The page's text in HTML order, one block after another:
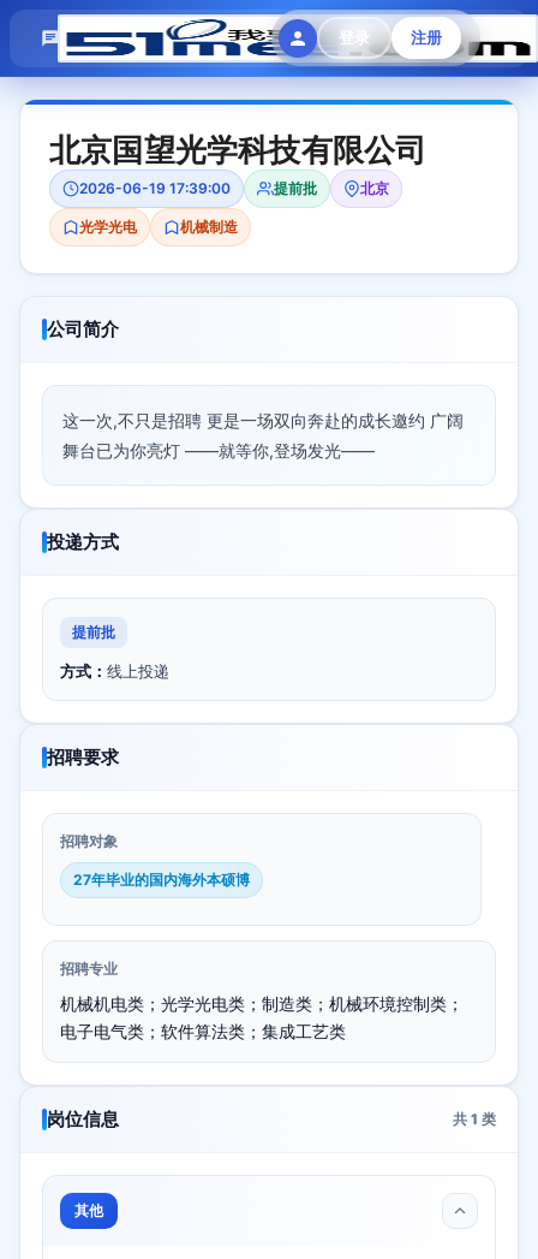
登录 注册
模拟面试 题目大全 招聘中心 会员专区
北京国望光学科技有限公司
2026-06-19 17:39:00 提前批 北京
光学光电 机械制造
公司简介
这一次,不只是招聘 更是一场双向奔赴的成长邀约 广阔
舞台已为你亮灯 ——就等你,登场发光——
投递方式
提前批
方式： 线上投递
招聘要求
招聘对象
27年毕业的国内海外本硕博
招聘专业
机械机电类；光学光电类；制造类；机械环境控制类；
电子电气类；软件算法类；集成工艺类
岗位信息 共 1 类
其他